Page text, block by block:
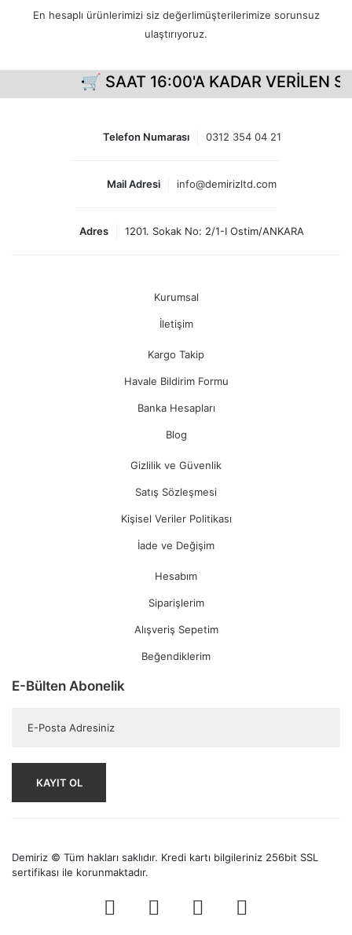
En hesaplı ürünlerimizi siz değerlimüşterilerimize sorunsuz
ulaştırıyoruz.
🛒 SAAT 16:00'A KADAR VERİLEN
Telefon Numarası 0312 354 04 21
Mail Adresi info@demirizltd.com
Adres 1201. Sokak No: 2/1-I Ostim/ANKARA
Kurumsal
İletişim
Kargo Takip
Havale Bildirim Formu
Banka Hesapları
Blog
Gizlilik ve Güvenlik
Satış Sözleşmesi
Kişisel Veriler Politikası
İade ve Değişim
Hesabım
Siparişlerim
Alışveriş Sepetim
Beğendiklerim
E-Bülten Abonelik
KAYIT OL
Demiriz © Tüm hakları saklıdır. Kredi kartı bilgileriniz 256bit SSL
sertifikası ile korunmaktadır.